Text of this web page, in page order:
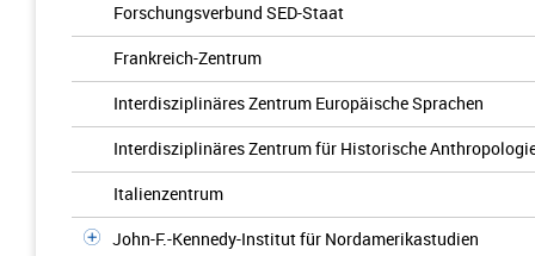
Forschungsverbund SED-Staat
Frankreich-Zentrum
Interdisziplinäres Zentrum Europäische Sprachen
Interdisziplinäres Zentrum für Historische
Italienzentrum
John-F.-Kennedy-Institut für Nordamerikastudien